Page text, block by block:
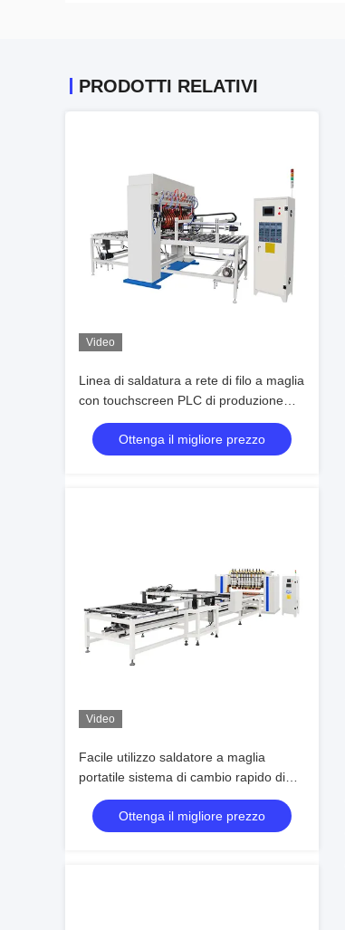
PRODOTTI RELATIVI
Video
Linea di saldatura a rete di filo a maglia
con touchscreen PLC di produzione
rapida 1800 mm Larghezza 100 righe
Minuto Automatico
Ottenga il migliore prezzo
Video
Facile utilizzo saldatore a maglia
portatile sistema di cambio rapido di
attrezzature 1200mm Design compatto
Ottenga il migliore prezzo